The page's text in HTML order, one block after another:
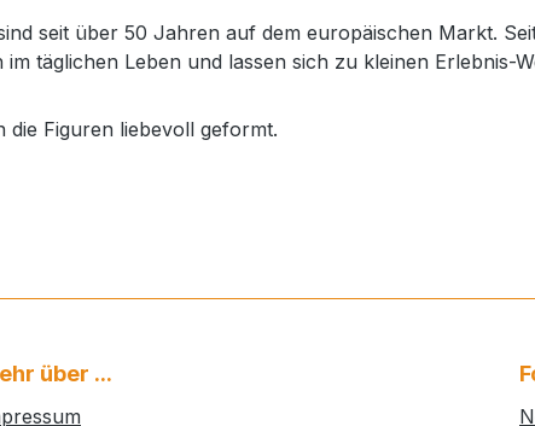
seit über 50 Jahren auf dem europäischen Markt.
täglichen Leben und lassen sich zu kleinen Erlebnis-
die Figuren liebevoll geformt.
über ...